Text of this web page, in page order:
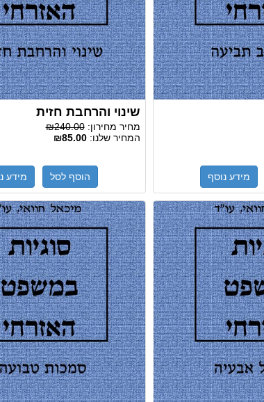
מידע נוסף
שינוי והרחבת חזית
מחיר מחירון:₪240.00
המחיר שלנו:₪85.00
הוסף לסל מידע